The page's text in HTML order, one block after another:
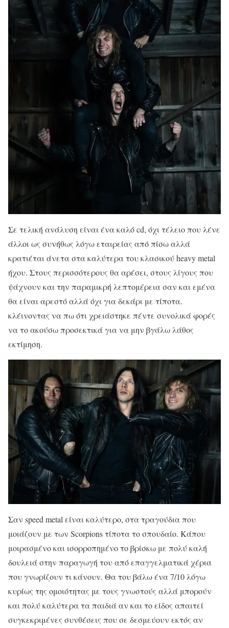
Σε τελική ανάλυση είναι ένα καλό cd, όχι τέλειο που λένε
άλλοι ως συνήθως λόγω εταιρείας από πίσω αλλά
κρατιέται άνετα στα καλύτερα του κλασικού heavy metal
ήχου. Στους περισσότερους θα αρέσει, στους λίγους που
ψάχνουν και την παραμικρή λεπτομέρεια σαν και εμένα
θα είναι αρεστό αλλά όχι για δεκάρι με τίποτα.
κλέινοντας να πω ότι χρειάστηκε πέντε συνολικά φορές
να το ακούσω προσεκτικά για να μην βγάλω λάθος
εκτίμηση.
Σαν speed metal είναι καλύτερο, στα τραγούδια που
μοιάζουν με των Scorpions τίποτα το σπουδαίο. Κάπου
μοιρασμένο και ισορροπημένο το βρίσκω με πολύ καλή
δουλειά στην παραγωγή του από επαγγελματικά χέρια
που γνωρίζουν τι κάνουν. Θα του βάλω ένα 7/10 λόγω
κυρίως της ομοιότητας με τους γνωστούς αλλά μπορούν
και πολύ καλύτερα τα παιδιά αν και το είδος απαιτεί
συγκεκριμένες συνθέσεις που σε δεσμεύουν εκτός αν